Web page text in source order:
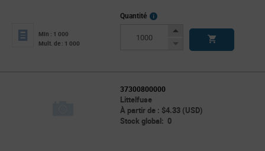
Min : 1 000
Mult. de : 1 000
Quantité
More
Increase
Decrease
37300800000
Littelfuse
À partir de : $4.33 (USD)
Stock global: 0